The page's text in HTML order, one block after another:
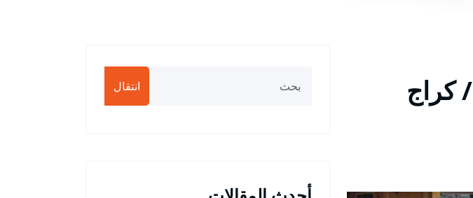
متخصص سيارات ابلاندر / 51232939‬ / كراج
انتقال